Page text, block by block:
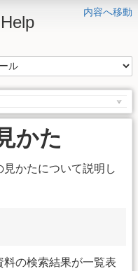
内容へ移動
かた
かたについて説明し
の検索結果が一覧表